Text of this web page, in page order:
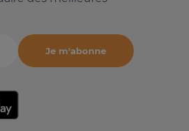
Je m'abonne